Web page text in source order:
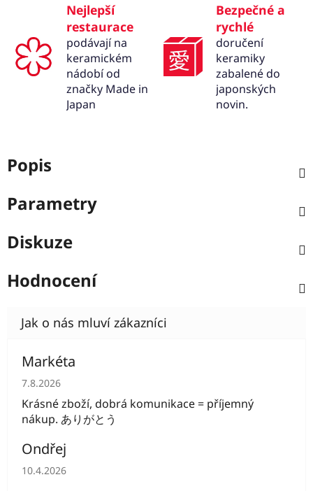
Nejlepší
restaurace
podávají na
keramickém
nádobí od
značky Made in
Japan
Bezpečné a
rychlé
doručení
keramiky
zabalené do
japonských
novin.
Popis
Parametry
Diskuze
Hodnocení
Markéta
Hodnocení obchodu je 5 z 5 hvězdiček.
7.8.2026
Krásné zboží, dobrá komunikace = příjemný
nákup. ありがとう
Ondřej
Hodnocení obchodu je 5 z 5 hvězdiček.
10.4.2026